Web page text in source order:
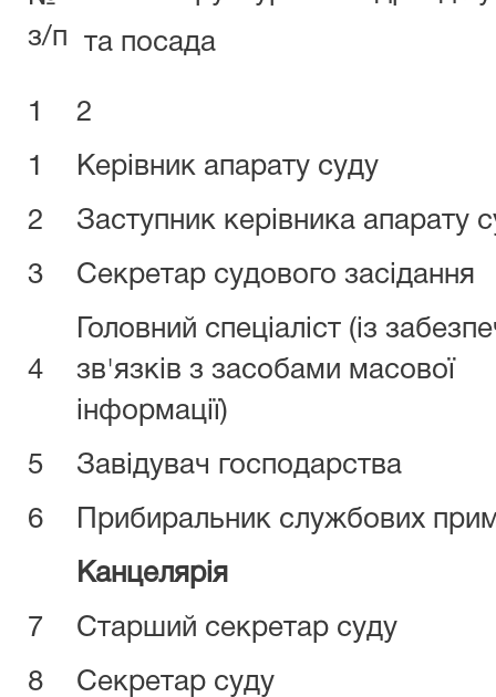
з/п
та посада
1 2
1 Керівник апарату суду
2 Заступник керівника апарату
3 Секретар судового засідання
4
Головний спеціаліст (із
зв'язків з засобами масової
інформації)
5 Завідувач господарства
6 Прибиральник службових
Канцелярія
7 Старший секретар суду
8 Секретар суду